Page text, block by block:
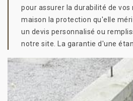
pour assurer la durabilité de vos
maison la protection qu'elle
un devis personnalisé ou
notre site. La garantie d'une